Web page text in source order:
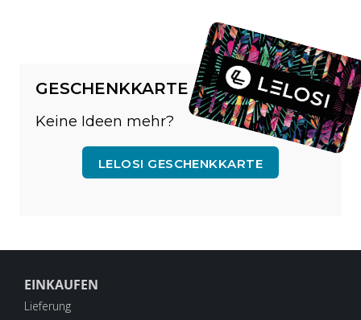
GESCHENKKARTE
Keine Ideen mehr?
LELOSI GESCHENKKARTE
EINKAUFEN
Lieferung